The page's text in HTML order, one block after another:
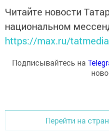
Читайте новости
национальном
https://max.ru/tatmedia
Подписывайтесь на
Перейти на